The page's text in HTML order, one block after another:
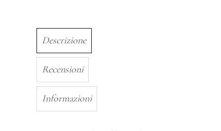
Descrizione
Recensioni
Informazioni